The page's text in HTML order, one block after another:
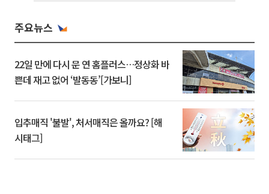
주요뉴스
22일 만에 다시 문 연 홈플러스…정상화 바
쁜데 재고 없어 ‘발동동’[가보니]
입추매직 '불발', 처서매직은 올까요? [해
시태그]